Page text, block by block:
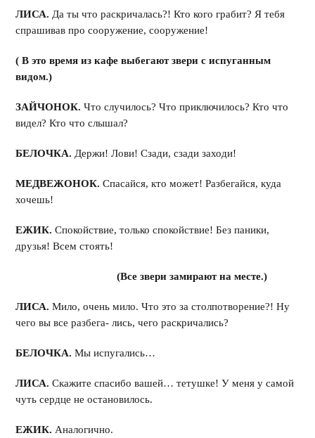
ЛИСА. Да ты что раскричалась?! Кто кого грабит? Я тебя
спрашивав про сооружение, сооружение!
( В это время из кафе выбегают звери с испуганным
видом.)
ЗАЙЧОНОК. Что случилось? Что приключилось? Кто что
видел? Кто что слышал?
БЕЛОЧКА. Держи! Лови! Сзади, сзади заходи!
МЕДВЕЖОНОК.Спасайся, кто может! Разбегайся, куда
хочешь!
ЕЖИК. Спокойствие, только спокойствие! Без паники,
друзья! Всем стоять!
(Все звери замирают на месте.)
ЛИСА. Мило, очень мило. Что это за столпотворение?! Ну
чего вы все разбега- лись, чего раскричались?
БЕЛОЧКА.Мы испугались…
ЛИСА.Скажите спасибо вашей… тетушке! У меня у самой
чуть сердце не остановилось.
ЕЖИК. Аналогично.